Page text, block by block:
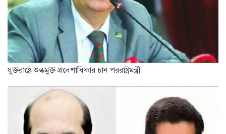
যুক্তরাষ্ট্রে শুল্কমুক্ত প্রবেশাধিকার চান পররাষ্ট্রমন্ত্রী